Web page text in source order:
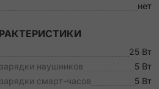
нет
25 Вт
наушников
5 Вт
смарт-часов
5 Вт